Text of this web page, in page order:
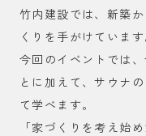
竹内建設では、新築
くりを手がけています
今回のイベントでは
とに加えて、サウナ
て学べます。
「家づくりを考え始